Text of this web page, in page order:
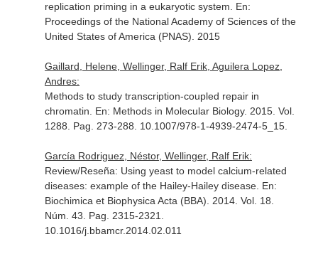
replication priming in a eukaryotic system. En:
Proceedings of the National Academy of Sciences of the
United States of America (PNAS) . 2015
Gaillard, Helene, Wellinger, Ralf Erik, Aguilera Lopez,
Andres:
Methods to study transcription-coupled repair in
chromatin. En: Methods in Molecular Biology. 2015. Vol.
1288. Pag. 273-288. 10.1007/978-1-4939-2474-5_15.
García Rodriguez, Néstor, Wellinger, Ralf Erik:
Review/Reseña: Using yeast to model calcium-related
diseases: example of the Hailey-Hailey disease. En:
Biochimica et Biophysica Acta (BBA) . 2014. Vol. 18.
Núm. 43. Pag. 2315-2321.
10.1016/j.bbamcr.2014.02.011